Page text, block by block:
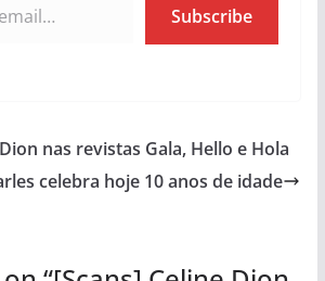
Subscribe
nas revistas Gala, Hello e Hola
celebra hoje 10 anos de idade